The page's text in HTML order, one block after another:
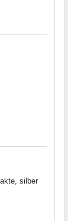
silber